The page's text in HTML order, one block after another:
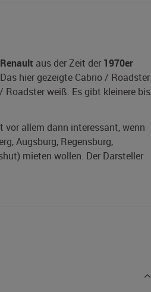
Renault aus der Zeit der 1970er
hier gezeigte Cabrio / Roadster
weiß. Es gibt kleinere bis
vor allem dann interessant, wenn
Augsburg, Regensburg,
mieten wollen. Der Darsteller